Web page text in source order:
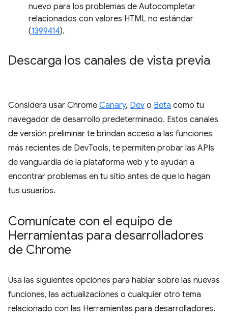
nuevo para los problemas de Autocompletar
relacionados con valores HTML no estándar
(1399414).
Descarga los canales de vista previa
Considera usar Chrome Canary, Dev o Beta como tu
navegador de desarrollo predeterminado. Estos canales
de versión preliminar te brindan acceso a las funciones
más recientes de DevTools, te permiten probar las APIs
de vanguardia de la plataforma web y te ayudan a
encontrar problemas en tu sitio antes de que lo hagan
tus usuarios.
Comunícate con el equipo de
Herramientas para desarrolladores
de Chrome
Usa las siguientes opciones para hablar sobre las nuevas
funciones, las actualizaciones o cualquier otro tema
relacionado con las Herramientas para desarrolladores.